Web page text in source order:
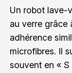
Un robot lave-
au verre grâce
adhérence
microfibres. Il
souvent en «